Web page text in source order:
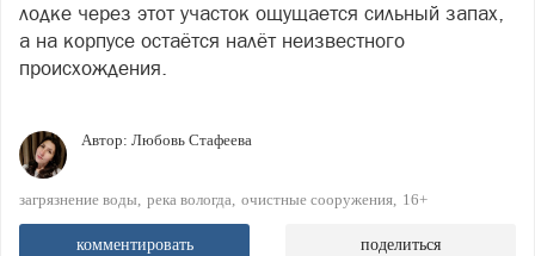
лодке через этот участок ощущается сильный запах,
а на корпусе остаётся налёт неизвестного
происхождения.
Автор: Любовь Стафеева
загрязнение воды река вологда очистные сооружения 16+
комментировать поделиться